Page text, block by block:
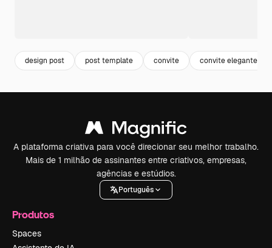
design post post template convite convite elegante
A plataforma criativa para você direcionar seu melhor trabalho.
Mais de 1 milhão de assinantes entre criativos, empresas,
agências e estúdios.
Português
Produtos
Spaces